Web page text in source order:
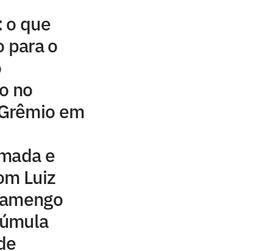
o que
para o
no
em
e
Luiz